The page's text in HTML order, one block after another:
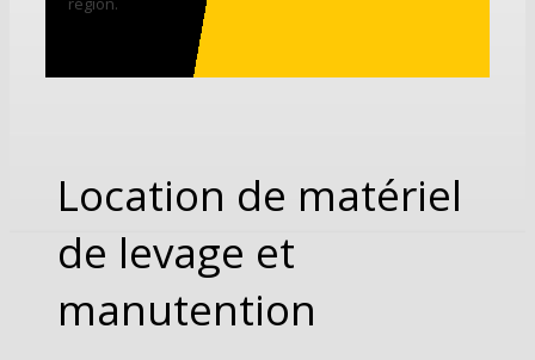
Location de matériel
de levage et
manutention